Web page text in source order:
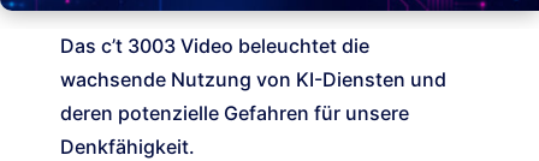
Das c’t 3003 Video beleuchtet die
wachsende Nutzung von KI-Diensten und
deren potenzielle Gefahren für unsere
Denkfähigkeit.